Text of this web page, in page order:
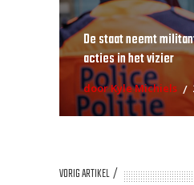
De staat neemt
acties in het vizier
door Kyle Michiels
VORIG ARTIKEL